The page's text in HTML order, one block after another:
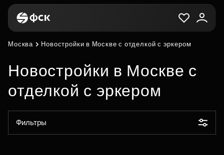
Москва Новостройки в Москве с отделкой с эркером
Новостройки в Москве с
отделкой с эркером
Фильтры